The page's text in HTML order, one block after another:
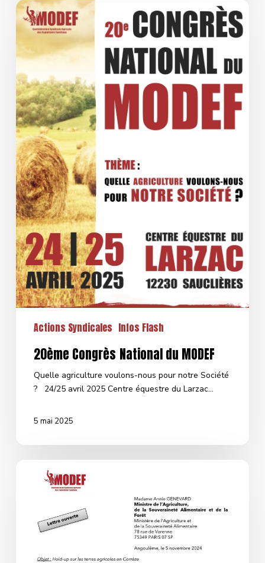
20ème
Congrès
National
du
MODEF
Actions Syndicales Infos Flash
20ème Congrès National du MODEF
Quelle agriculture voulons-nous pour notre Société
? 24/25 avril 2025 Centre équestre du Larzac…
5 mai 2025
terres
agricoles